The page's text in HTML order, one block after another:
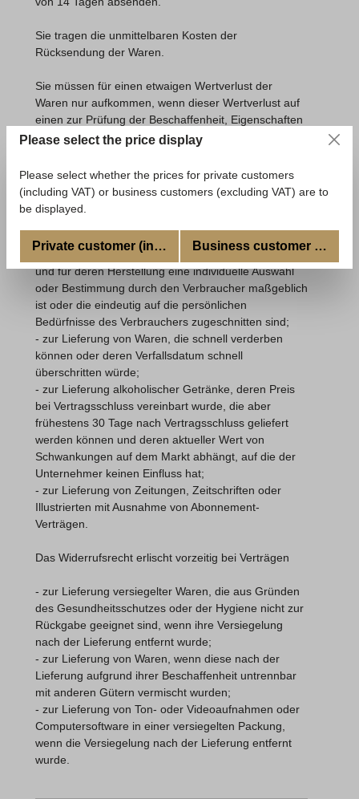
Sie tragen die unmittelbaren Kosten der
Rücksendung der Waren.
Sie müssen für einen etwaigen Wertverlust der
Waren nur aufkommen, wenn dieser Wertverlust auf
einen zur Prüfung der Beschaffenheit, Eigenschaften
und Funktionsweise der Waren nicht notwendigen
Ausschluss- bzw. Erlöschensgründe
- zur Lieferung von Waren, die nicht vorgefertigt sind
und für deren Herstellung eine individuelle Auswahl
oder Bestimmung durch den Verbraucher maßgeblich
ist oder die eindeutig auf die persönlichen
Bedürfnisse des Verbrauchers zugeschnitten sind;
- zur Lieferung von Waren, die schnell verderben
können oder deren Verfallsdatum schnell
überschritten würde;
- zur Lieferung alkoholischer Getränke, deren Preis
bei Vertragsschluss vereinbart wurde, die aber
frühestens 30 Tage nach Vertragsschluss geliefert
werden können und deren aktueller Wert von
Schwankungen auf dem Markt abhängt, auf die der
Unternehmer keinen Einfluss hat;
- zur Lieferung von Zeitungen, Zeitschriften oder
Illustrierten mit Ausnahme von Abonnement-
Verträgen.
Das Widerrufsrecht erlischt vorzeitig bei Verträgen
- zur Lieferung versiegelter Waren, die aus Gründen
des Gesundheitsschutzes oder der Hygiene nicht zur
Rückgabe geeignet sind, wenn ihre Versiegelung
nach der Lieferung entfernt wurde;
- zur Lieferung von Waren, wenn diese nach der
Lieferung aufgrund ihrer Beschaffenheit untrennbar
mit anderen Gütern vermischt wurden;
- zur Lieferung von Ton- oder Videoaufnahmen oder
Computersoftware in einer versiegelten Packung,
wenn die Versiegelung nach der Lieferung entfernt
wurde.
Please select the price display
Please select whether the prices for private customers
(including VAT) or business customers (excluding VAT) are to
be displayed.
Private customer (incl. VAT)Business customer (excl.